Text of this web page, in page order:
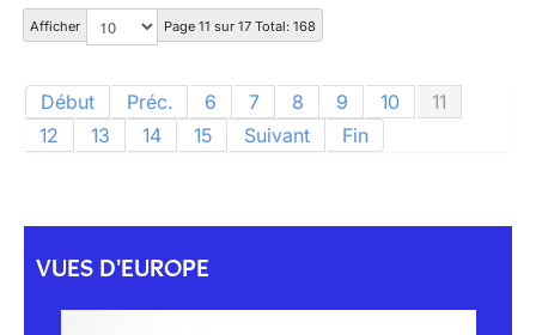
Afficher Page 11 sur 17 Total: 168
Début Préc. 6 7 8 9 10
11
12
13 14 15 Suivant Fin
VUES D'EUROPE